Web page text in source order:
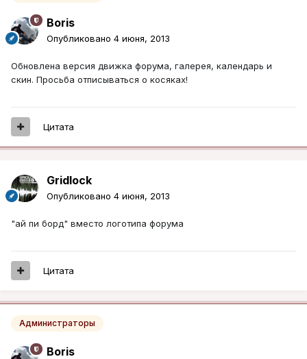
Boris
Опубликовано 4 июня, 2013
Обновлена версия движка форума, галерея, календарь и
скин. Просьба отписываться о косяках!
Цитата
Gridlock
Опубликовано 4 июня, 2013
"ай пи борд" вместо логотипа форума
Цитата
Администраторы
Boris